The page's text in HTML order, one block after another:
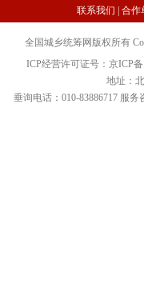
联系我们 合作
全国城乡统筹网版权所有
ICP经营许可证号：京ICP备
地址：
垂询电话：010-83886717 服务